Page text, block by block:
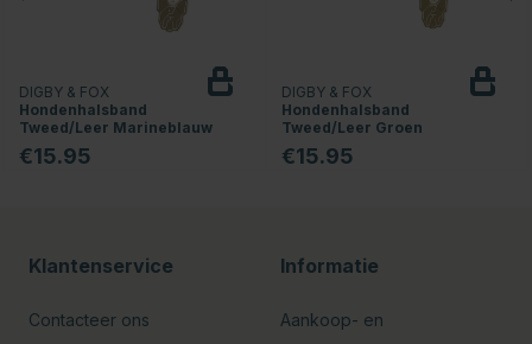
DIGBY & FOX
Hondenhalsband
Tweed/Leer Marineblauw
€15.95
DIGBY & FOX
Hondenhalsband
Tweed/Leer Groen
€15.95
Klantenservice
Contacteer ons
Informatie
Aankoop- en